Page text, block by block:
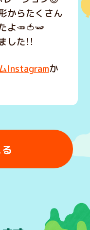
からたくさん
よ🥕🍅🫛
た！！
Instagramか